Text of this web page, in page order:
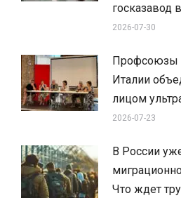
госказавод
2026-07-30
Профсоюзы
Италии
лицом
2026-07-23
В России
Что ждет